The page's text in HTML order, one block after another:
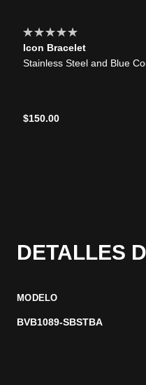
Icon Bracelet
Stainless Steel and Blue
$150.00
DETALLES
MODELO
BVB1089-SBSTBA